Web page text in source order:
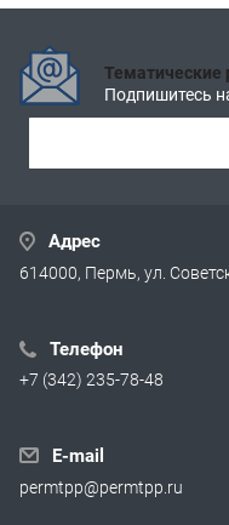
Тематические
Подпишитесь
Адрес
614000, Пермь, ул.
Телефон
+7 (342) 235-78-48
E-mail
permtpp@permtpp.ru